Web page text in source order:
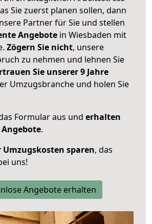
Sie zuerst planen sollen, dann
Partner für Sie und stellen
Angebote in Wiesbaden mit
Zögern Sie nicht, unsere
zu nehmen und lehnen Sie
Sie unserer 9 Jahre
Umzugsbranche und holen Sie
Formular aus und erhalten
.
Umzugskosten sparen, das
uns!
Angebote erhalten